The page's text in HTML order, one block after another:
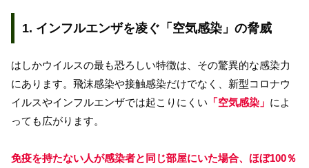
1. インフルエンザを凌ぐ「空気感染」の脅威
はしかウイルスの最も恐ろしい特徴は、その驚異的な感染力
にあります。飛沫感染や接触感染だけでなく、新型コロナウ
イルスやインフルエンザでは起こりにくい 「空気感染」 によ
っても広がります。
免疫を持たない人が感染者と同じ部屋にいた場合、ほぼ100％